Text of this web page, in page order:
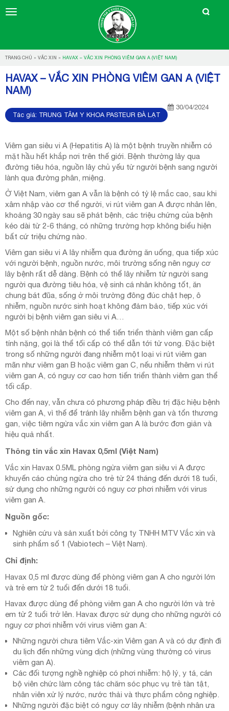
TRANG CHỦ » VẮC XIN » HAVAX – VẮC XIN PHÒNG VIÊM GAN A (VIỆT NAM)
HAVAX – VẮC XIN PHÒNG VIÊM GAN A (VIỆT
NAM)
30/04/2024
Tác giả: TRUNG TÂM Y KHOA PASTEUR ĐÀ LẠT
Viêm gan siêu vi A (Hepatitis A) là một bệnh truyền nhiễm có
mặt hầu hết khắp nơi trên thế giới. Bệnh thường lây qua
đường tiêu hóa, nguồn lây chủ yếu từ người bệnh sang người
lành qua đường phân, miệng.
Ở Việt Nam, viêm gan A vẫn là bệnh có tỷ lệ mắc cao, sau khi
xâm nhập vào cơ thể người, vi rút viêm gan A được nhân lên,
khoảng 30 ngày sau sẽ phát bệnh, các triệu chứng của bệnh
kéo dài từ 2-6 tháng, có những trường hợp không biểu hiện
bất cứ triệu chứng nào.
Viêm gan siêu vi A lây nhiễm qua đường ăn uống, qua tiếp xúc
với người bệnh, nguồn nước, môi trường sống nên nguy cơ
lây bệnh rất dễ dàng. Bệnh có thể lây nhiễm từ người sang
người qua đường tiêu hóa, vệ sinh cá nhân không tốt, ăn
chung bát đũa, sống ở môi trường đông đúc chật hẹp, ô
nhiễm, nguồn nước sinh hoạt không đảm bảo, tiếp xúc với
người bị bệnh viêm gan siêu vi A…
Một số bệnh nhân bệnh có thể tiến triển thành viêm gan cấp
tính nặng, gọi là thể tối cấp có thể dẫn tới tử vong. Đặc biệt
trong số những người đang nhiễm một loại vi rút viêm gan
mãn như viêm gan B hoặc viêm gan C, nếu nhiễm thêm vi rút
viêm gan A, có nguy cơ cao hơn tiến triển thành viêm gan thể
tối cấp.
Cho đến nay, vẫn chưa có phương pháp điều trị đặc hiệu bệnh
viêm gan A, vì thế để tránh lây nhiễm bệnh gan và tổn thương
gan, việc tiêm ngừa vắc xin viêm gan A là bước đơn giản và
hiệu quả nhất.
Thông tin vắc xin Havax 0,5ml (Việt Nam)
Vắc xin Havax 0.5ML phòng ngừa viêm gan siêu vi A được
khuyến cáo chủng ngừa cho trẻ từ 24 tháng đến dưới 18 tuổi,
sử dụng cho những người có nguy cơ phơi nhiễm với virus
viêm gan A.
Nguồn gốc:
Nghiên cứu và sản xuất bởi công ty TNHH MTV Vắc xin và
sinh phẩm số 1 (Vabiotech – Việt Nam).
Chỉ định:
Havax 0,5 ml được dùng để phòng viêm gan A cho người lớn
và trẻ em từ 2 tuổi đến dưới 18 tuổi.
Havax được dùng để phòng viêm gan A cho người lớn và trẻ
em từ 2 tuổi trở lên. Havax được sử dụng cho những người có
nguy cơ phơi nhiễm với virus viêm gan A:
Những người chưa tiêm Vắc-xin Viêm gan A và có dự định đi
du lịch đến những vùng dịch (những vùng thường có virus
viêm gan A).
Các đối tượng nghề nghiệp có phơi nhiễm: hộ lý, y tá, cán
bộ viên chức làm công tác chăm sóc phục vụ trẻ tàn tật,
nhân viên xử lý nước, nước thải và thực phẩm công nghiệp.
Những người đặc biệt có nguy cơ lây nhiễm (bệnh nhân ưa